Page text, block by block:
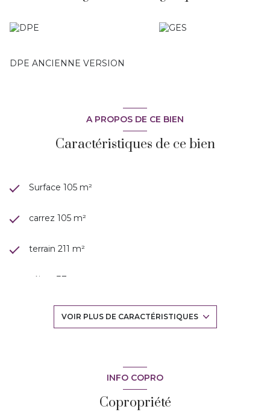
Sud. Et tout se fait à pied depuis ce bien.
roulants... Pas de charge. Un bien très rare à la vente. A
DPE ANCIENNE VERSION
A PROPOS DE CE BIEN
Caractéristiques de ce bien
Surface 105 m²
carrez 105 m²
terrain 211 m²
séjour 37 m²
cuisine américaine (équipée)
VOIR PLUS DE CARACTÉRISTIQUES
INFO COPRO
Copropriété